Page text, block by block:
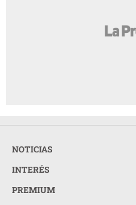
NOTICIAS
INTERÉS
PREMIUM